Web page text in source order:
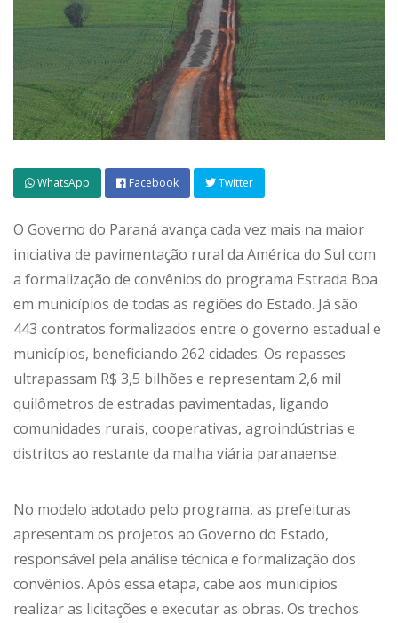
WhatsApp Facebook Twitter
O Governo do Paraná avança cada vez mais na maior
iniciativa de pavimentação rural da América do Sul com
a formalização de convênios do programa Estrada Boa
em municípios de todas as regiões do Estado. Já são
443 contratos formalizados entre o governo estadual e
municípios, beneficiando 262 cidades. Os repasses
ultrapassam R$ 3,5 bilhões e representam 2,6 mil
quilômetros de estradas pavimentadas, ligando
comunidades rurais, cooperativas, agroindústrias e
distritos ao restante da malha viária paranaense.
No modelo adotado pelo programa, as prefeituras
apresentam os projetos ao Governo do Estado,
responsável pela análise técnica e formalização dos
convênios. Após essa etapa, cabe aos municípios
realizar as licitações e executar as obras. Os trechos